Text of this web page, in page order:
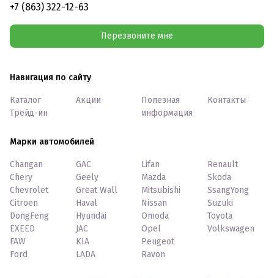
+7 (863) 322-12-63
Перезвоните мне
Навигация по сайту
Каталог
Трейд-ин
Акции
Полезная
информация
Контакты
Марки автомобилей
Changan
Chery
Chevrolet
Citroen
DongFeng
EXEED
FAW
Ford
GAC
Geely
Great Wall
Haval
Hyundai
JAC
KIA
LADA
Lifan
Mazda
Mitsubishi
Nissan
Omoda
Opel
Peugeot
Ravon
Renault
Skoda
SsangYong
Suzuki
Toyota
Volkswagen